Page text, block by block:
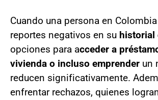
Cuando una persona en
reportes negativos en su historial
opciones para acceder a
vivienda o incluso emprender un
reducen significativamente.
enfrentar rechazos, quienes